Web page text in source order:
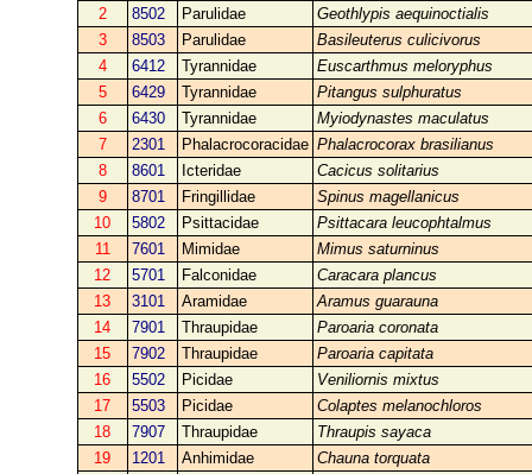
2
8502 Parulidae
Geothlypis aequinoctialis
3
8503 Parulidae
Basileuterus culicivorus
4
6412 Tyrannidae
Euscarthmus meloryphus
5
6429 Tyrannidae
Pitangus sulphuratus
6
6430 Tyrannidae
Myiodynastes maculatus
7
2301 Phalacrocoracidae Phalacrocorax brasilianus
8
8601 Icteridae
Cacicus solitarius
9
8701 Fringillidae
Spinus magellanicus
10
5802 Psittacidae
Psittacara leucophtalmus
11
7601 Mimidae
Mimus saturninus
12
5701 Falconidae
Caracara plancus
13
3101 Aramidae
Aramus guarauna
14
7901 Thraupidae
Paroaria coronata
15
7902 Thraupidae
Paroaria capitata
16
5502 Picidae
Veniliornis mixtus
17
5503 Picidae
Colaptes melanochloros
18
7907 Thraupidae
Thraupis sayaca
19
1201 Anhimidae
Chauna torquata